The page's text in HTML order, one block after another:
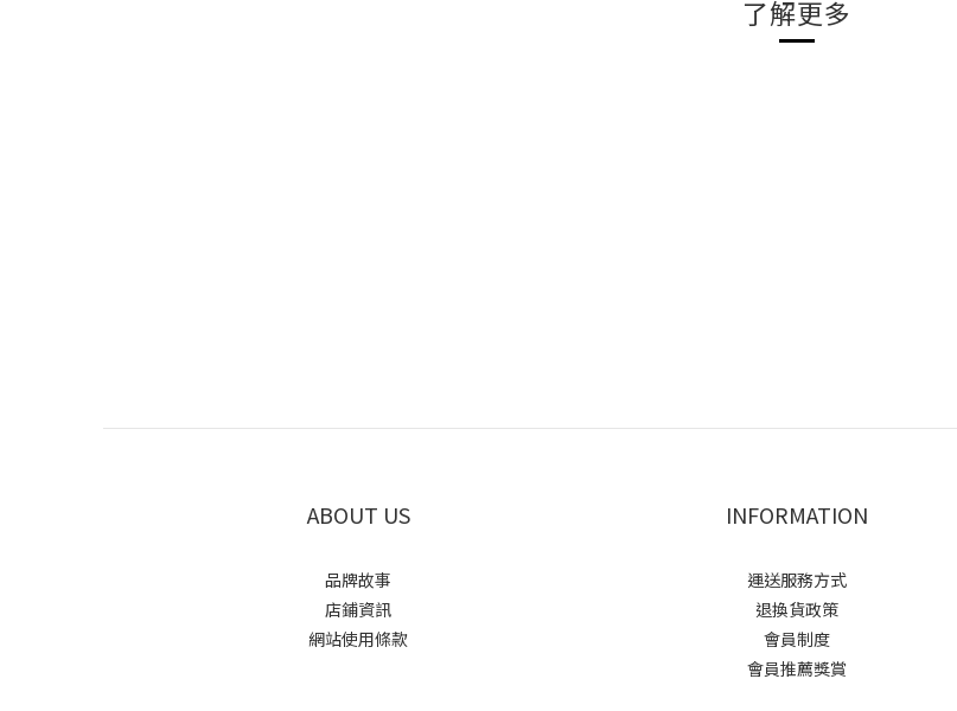
了解更多
ABOUT US
品牌故事
店鋪資訊
網站使用條款
INFORMATION
運送服務方式
退換貨政策
會員制度
會員推薦獎賞